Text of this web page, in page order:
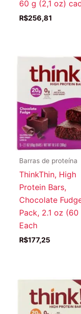
60 g (2,1 oz)
R$256,81
Barras de proteína
ThinkThin, High
Protein Bars,
Chocolate
Pack, 2.1 oz (60
Each
R$177,25